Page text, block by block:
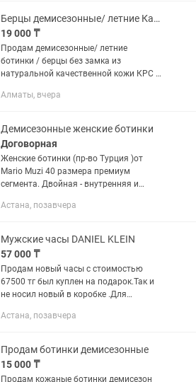
каучука...
Берцы демисезонные/ летние Казлегпром р42 и 43 без замка натур кожа
19 000 ₸
Продам демисезонные/ летние
ботинки / берцы без замка из
натуральной качественной кожи КРС и
изготовлены на обувной фабрике
каучука...
Алматы, вчера
Демисезонные женские ботинки
Договорная
Женские ботинки (пр-во Турция )от
Mario Muzi 40 размера премиум
сегмента. Двойная - внутренняя и
На невысокий подъем,узкую
новые(...
Астана, позавчера
Мужские часы DANIEL KLEIN
57 000 ₸
Продам новый часы с стоимостью
67500 тг был куплен на подарок.Так и
не носил новый в коробке .Для
Продам за 57000 ка. ❗️+ в подарок
Астана, позавчера
Продам ботинки демисезонные
15 000 ₸
Продам кожаные ботинки демисезон